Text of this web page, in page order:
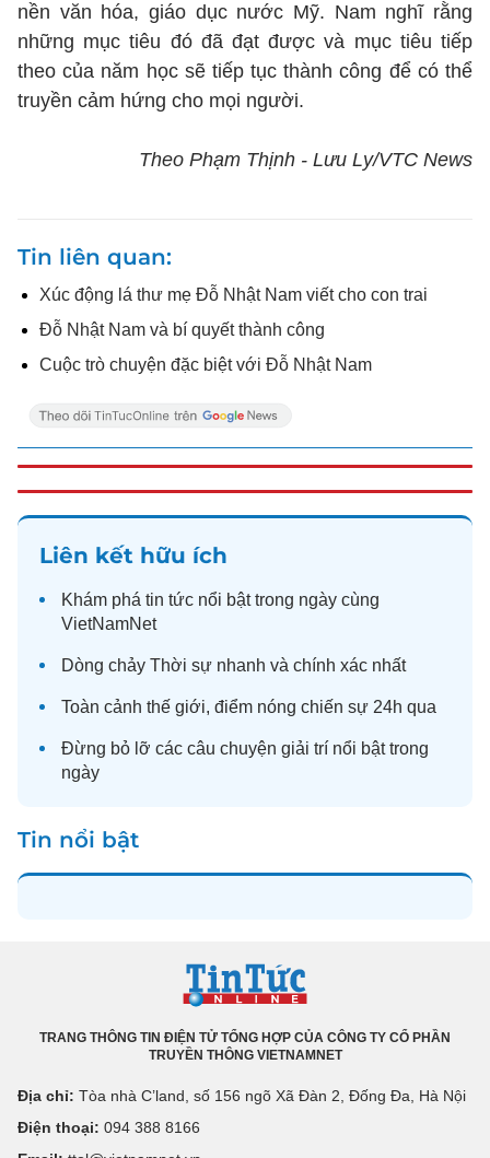
nền văn hóa, giáo dụcnước Mỹ. Nam nghĩ rằng
những mục tiêu đó đã đạt được và mục tiêu tiếp
theo của năm học sẽ tiếp tục thành công để có thể
truyền cảm hứng cho mọi người.
Theo Phạm Thịnh - Lưu Ly/VTC News
Tin liên quan
Xúc động lá thư mẹ Đỗ Nhật Nam viết cho con trai
Đỗ Nhật Nam và bí quyết thành công
Cuộc trò chuyện đặc biệt với Đỗ Nhật Nam
Liên kết hữu ích
Khám phá tin tức nổi bật trong ngày cùng
VietNamNet
Dòng chảy Thời sự nhanh và chính xác nhất
Toàn cảnh thế giới, điểm nóng chiến sự 24h qua
Đừng bỏ lỡ các câu chuyện giải trí nổi bật trong
ngày
Tin nổi bật
TRANG THÔNG TIN ĐIỆN TỬ TỔNG HỢP CỦA CÔNG TY CỔ PHẦN
TRUYỀN THÔNG VIETNAMNET
Địa chỉ: Tòa nhà C’land, số 156 ngõ Xã Đàn 2, Đống Đa, Hà Nội
Điện thoại: 094 388 8166